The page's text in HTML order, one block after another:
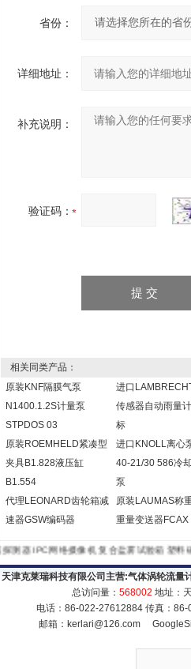
省份：
详细地址：
补充说明：
验证码：
相关同类产品：
原装KNF隔膜气泵
N1400.1.2S计量泵
STPDOS 03
进口
传感器自动雨量
标
原装ROEMHELD紧凑型
夹具B1.828液压缸
B1.554
进口KNOLL离心
40-21/30 586冷
泵
代理LEONARD齿轮箱减
速器GSW编码器
原装LAUMAS称
重量变送器FCAX
属探测器IPC网络摄像机 复合盐雾试验箱塑
天津克莱瑞科技有限公司主营:气体涡轮流量
总访问量： 568002 地址：
电话：86-022-27612884 传真：
邮箱： kerlari@126.com